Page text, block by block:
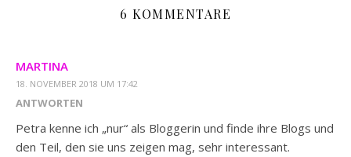
6 KOMMENTARE
MARTINA
18. NOVEMBER 2018 UM 17:42
ANTWORTEN
Petra kenne ich „nur“ als Bloggerin und finde ihre Blogs und
den Teil, den sie uns zeigen mag, sehr interessant.